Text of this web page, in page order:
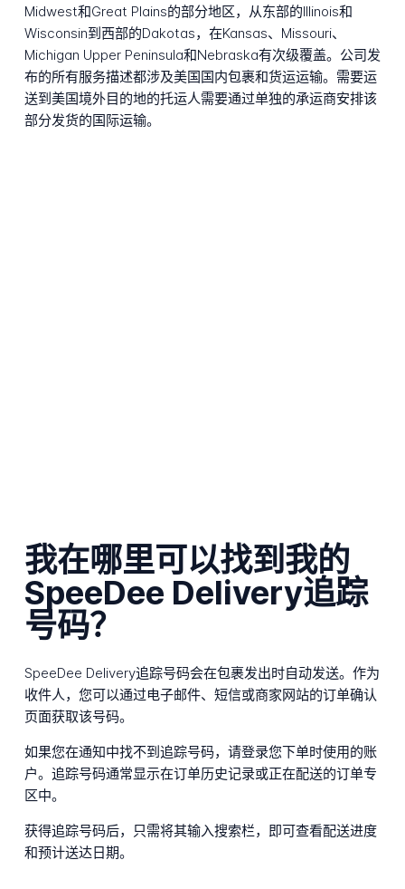
Midwest和Great Plains的部分地区，从东部的Illinois和
Wisconsin到西部的Dakotas，在Kansas、Missouri、
Michigan Upper Peninsula和Nebraska有次级覆盖。公司发
布的所有服务描述都涉及美国国内包裹和货运运输。需要运
送到美国境外目的地的托运人需要通过单独的承运商安排该
部分发货的国际运输。
我在哪里可以找到我的
SpeeDee Delivery追踪
号码？
SpeeDee Delivery追踪号码会在包裹发出时自动发送。作为
收件人，您可以通过电子邮件、短信或商家网站的订单确认
页面获取该号码。
如果您在通知中找不到追踪号码，请登录您下单时使用的账
户。追踪号码通常显示在订单历史记录或正在配送的订单专
区中。
获得追踪号码后，只需将其输入搜索栏，即可查看配送进度
和预计送达日期。